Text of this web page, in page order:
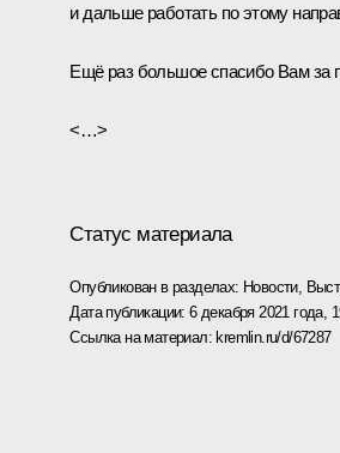
и дальше работать по этому
Ещё раз большое спасибо Вам за
<…>
Статус материала
Опубликован в разделах: Новости,
Дата публикации:6 декабря 2021 года,
Ссылка на материал: kremlin.ru/d/67287